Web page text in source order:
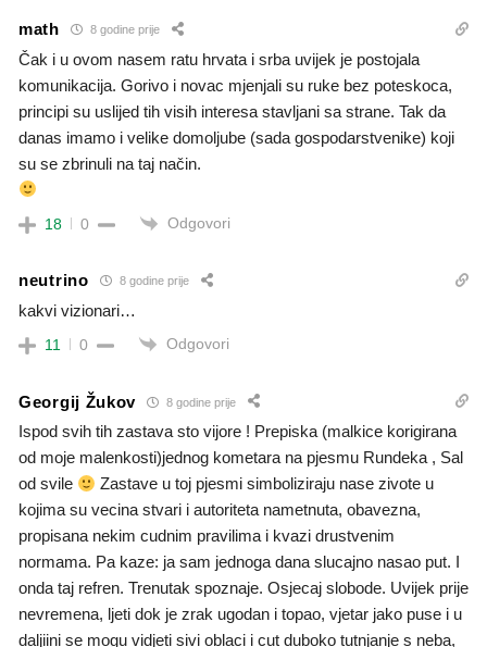
math 8 godine prije
Čak i u ovom nasem ratu hrvata i srba uvijek je postojala
komunikacija. Gorivo i novac mjenjali su ruke bez poteskoca,
principi su uslijed tih visih interesa stavljani sa strane. Tak da
danas imamo i velike domoljube (sada gospodarstvenike) koji
su se zbrinuli na taj način.
18 0 Odgovori
neutrino 8 godine prije
kakvi vizionari…
11 0 Odgovori
Georgij Žukov 8 godine prije
Ispod svih tih zastava sto vijore ! Prepiska (malkice korigirana
od moje malenkosti)jednog kometara na pjesmu Rundeka , Sal
od svile
Zastave u toj pjesmi simboliziraju nase zivote u
kojima su vecina stvari i autoriteta nametnuta, obavezna,
propisana nekim cudnim pravilima i kvazi drustvenim
normama. Pa kaze: ja sam jednoga dana slucajno nasao put. I
onda taj refren. Trenutak spoznaje. Osjecaj slobode. Uvijek prije
nevremena, ljeti dok je zrak ugodan i topao, vjetar jako puse i u
daljiini se mogu vidjeti sivi oblaci i cut duboko tutnjanje s neba,